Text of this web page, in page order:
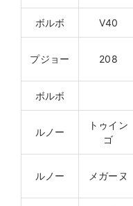
ボルボ V40
プジョー 208
ボルボ
ルノー
トゥイン
ゴ
ルノー メガーヌ